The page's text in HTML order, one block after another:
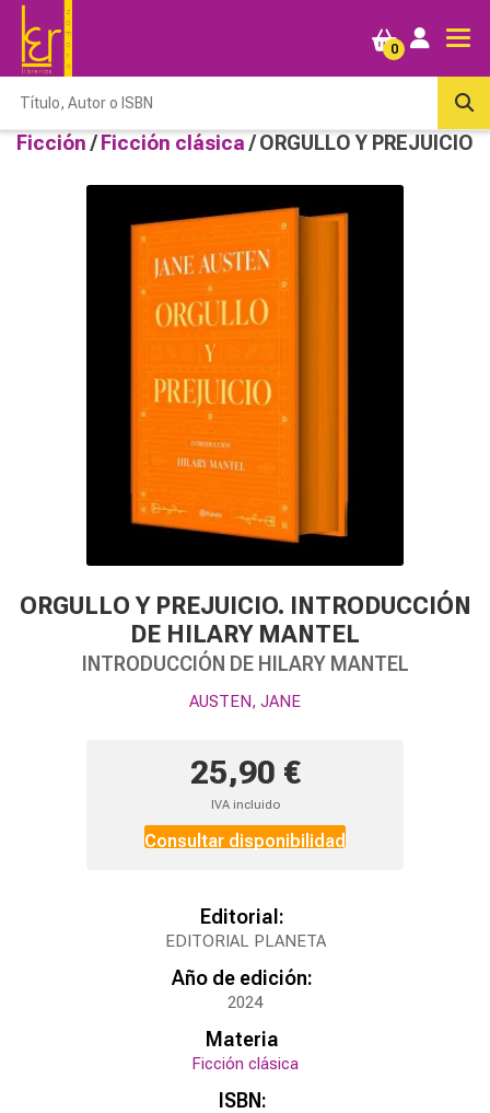
0
Ficción / Ficción clásica / ORGULLO Y PREJUICIO
ORGULLO Y PREJUICIO. INTRODUCCIÓN
DE HILARY MANTEL
INTRODUCCIÓN DE HILARY MANTEL
AUSTEN, JANE
25,90 €
IVA incluido
Consultar disponibilidad
Editorial:
EDITORIAL PLANETA
Año de edición:
2024
Materia
Ficción clásica
ISBN: